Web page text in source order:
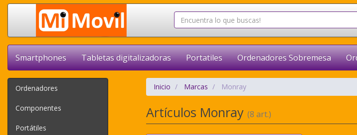
Smartphones Tabletas digitalizadoras Portatiles Ordenadores Sobremesa
Ordenadores
Componentes
Portátiles
Inicio Marcas Monray
Artículos Monray (8 art.)